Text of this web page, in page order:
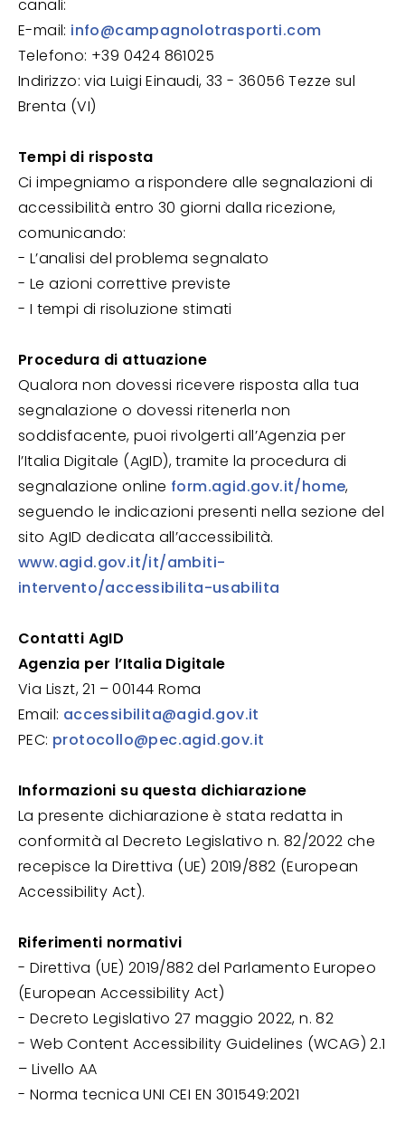
canali:
E-mail: info@campagnolotrasporti.com
Telefono: +39 0424 861025
Indirizzo: via Luigi Einaudi, 33 - 36056 Tezze sul
Brenta (VI)
Tempi di risposta
Ci impegniamo a rispondere alle segnalazioni di
accessibilità entro 30 giorni dalla ricezione,
comunicando:
- L’analisi del problema segnalato
- Le azioni correttive previste
- I tempi di risoluzione stimati
Procedura di attuazione
Qualora non dovessi ricevere risposta alla tua
segnalazione o dovessi ritenerla non
soddisfacente, puoi rivolgerti all’Agenzia per
l’Italia Digitale (AgID), tramite la procedura di
segnalazione online form.agid.gov.it/home,
seguendo le indicazioni presenti nella sezione del
sito AgID dedicata all’accessibilità.
www.agid.gov.it/it/ambiti-
intervento/accessibilita-usabilita
Contatti AgID
Agenzia per l’Italia Digitale
Via Liszt, 21 – 00144 Roma
Email: accessibilita@agid.gov.it
PEC: protocollo@pec.agid.gov.it
Informazioni su questa dichiarazione
La presente dichiarazione è stata redatta in
conformità al Decreto Legislativo n. 82/2022 che
recepisce la Direttiva (UE) 2019/882 (European
Accessibility Act).
Riferimenti normativi
- Direttiva (UE) 2019/882 del Parlamento Europeo
(European Accessibility Act)
- Decreto Legislativo 27 maggio 2022, n. 82
- Web Content Accessibility Guidelines (WCAG) 2.1
– Livello AA
- Norma tecnica UNI CEI EN 301549:2021